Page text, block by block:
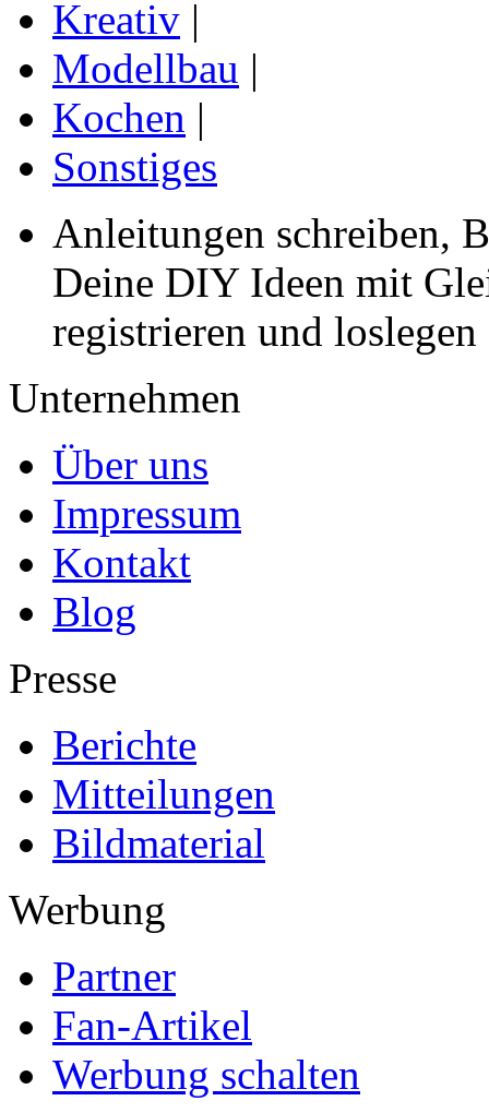
Kreativ |
Modellbau |
Kochen |
Sonstiges
Anleitungen schreiben,
Deine DIY Ideen mit
registrieren und loslegen
Unternehmen
Über uns
Impressum
Kontakt
Blog
Presse
Berichte
Mitteilungen
Bildmaterial
Werbung
Partner
Fan-Artikel
Werbung schalten